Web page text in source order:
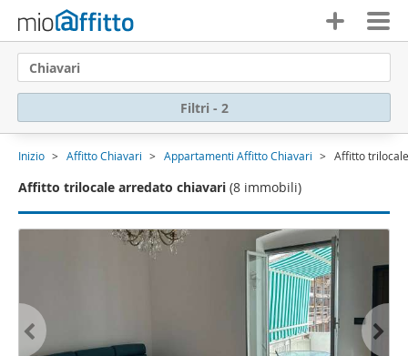
Chiavari
Filtri - 2
Inizio Affitto Chiavari Appartamenti Affitto Chiavari Affitto
Affitto trilocale arredato chiavari (8 immobili)